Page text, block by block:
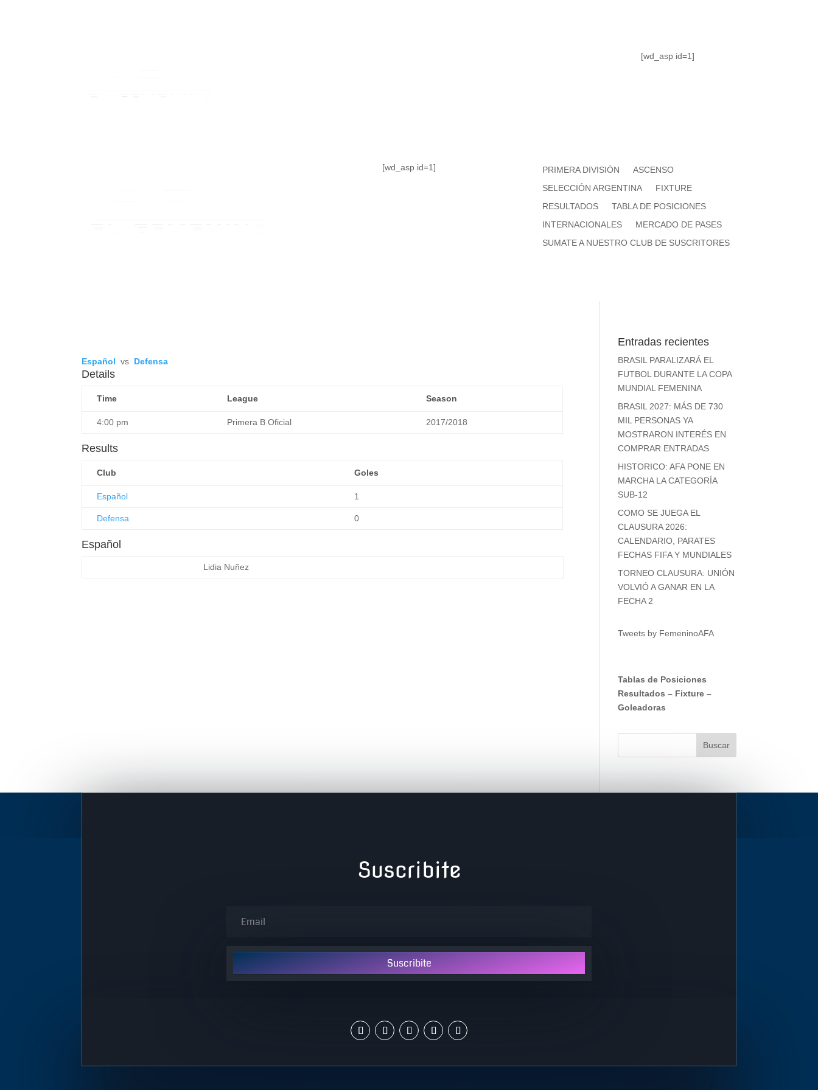
[wd_asp id=1]
[wd_asp id=1] PRIMERA DIVISIÓN
ASCENSO
SELECCIÓN ARGENTINA
FIXTURE
RESULTADOS
TABLA DE POSICIONES
INTERNACIONALES
MERCADO DE PASES
SUMATE A NUESTRO CLUB DE SUSCRITORES
Español vs Defensa
Details
Time League Season
4:00 pm Primera B Oficial 2017/2018
Results
Club Goles
Español 1
Defensa 0
Español
Lidia Nuñez
Entradas recientes
BRASIL PARALIZARÁ EL
FUTBOL DURANTE LA COPA
MUNDIAL FEMENINA
BRASIL 2027: MÁS DE 730
MIL PERSONAS YA
MOSTRARON INTERÉS EN
COMPRAR ENTRADAS
HISTORICO: AFA PONE EN
MARCHA LA CATEGORÍA
SUB-12
COMO SE JUEGA EL
CLAUSURA 2026:
CALENDARIO, PARATES
FECHAS FIFA Y MUNDIALES
TORNEO CLAUSURA: UNIÓN
VOLVIÓ A GANAR EN LA
FECHA 2
Tweets by FemeninoAFA
Tablas de Posiciones
Resultados – Fixture –
Goleadoras
Suscribite
Suscribite